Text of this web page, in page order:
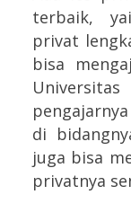
terbaik,
privat
bisa
di
juga bisa
privatnya